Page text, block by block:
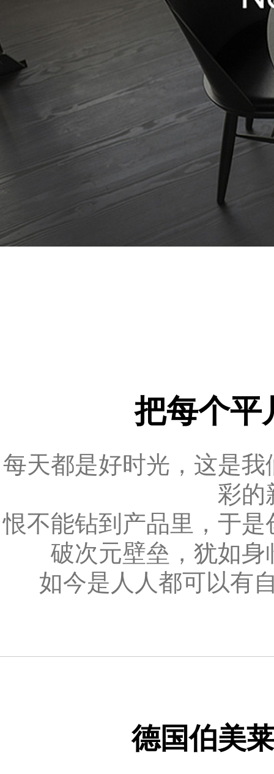
把每个平
每天都是好时光，这是
彩的
恨不能钻到产品里，于
破次元壁垒，犹如
如今是人人都可以有
德国伯美